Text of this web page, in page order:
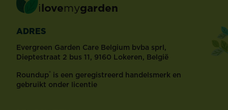
ilovemygarden
ADRES
Evergreen Garden Care Belgium bvba sprl,
Dieptestraat 2 bus 11, 9160 Lokeren, België
Roundup® is een geregistreerd handelsmerk en
gebruikt onder licentie